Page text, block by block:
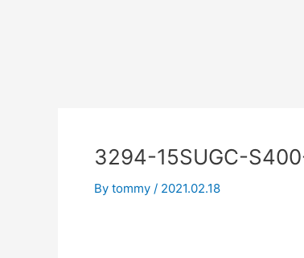
3294-15SUGC-
By tommy / 2021.02.18